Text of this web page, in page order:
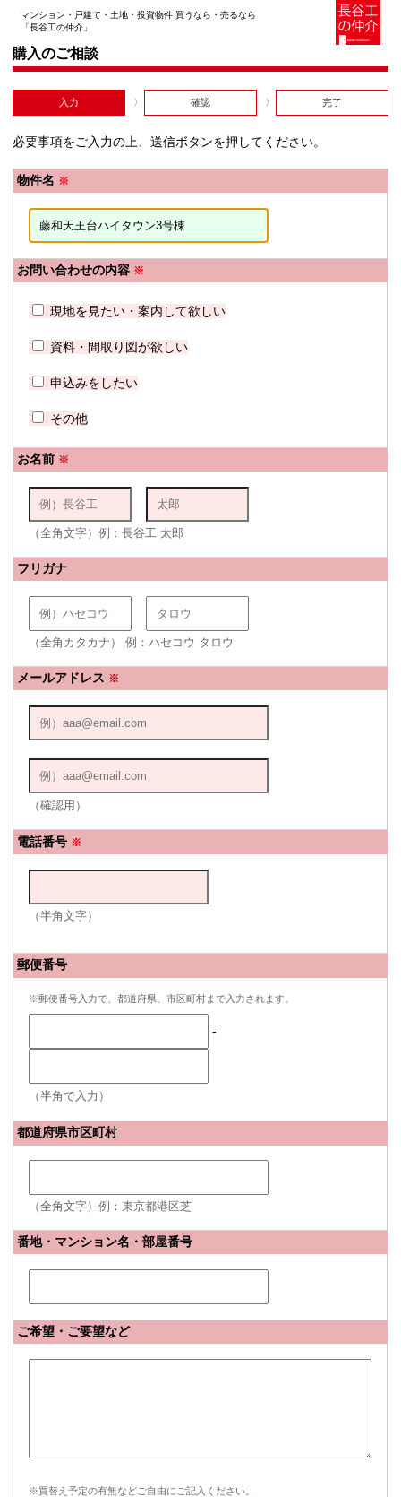
マンション・戸建て・土地・投資物件 買うなら・売るなら
「長谷工の仲介」
購入のご相談
入力 確認 完了
必要事項をご入力の上、送信ボタンを押してください。
物件名 ※
お問い合わせの内容 ※
現地を見たい・案内して欲しい
資料・間取り図が欲しい
申込みをしたい
その他
お名前 ※
（全角文字）例：長谷工 太郎
フリガナ
（全角カタカナ） 例：ハセコウ タロウ
メールアドレス ※
（確認用）
電話番号 ※
（半角文字）
郵便番号
※郵便番号入力で、都道府県、市区町村まで入力されます。
-
（半角で入力）
都道府県市区町村
（全角文字）例：東京都港区芝
番地・マンション名・部屋番号
ご希望・ご要望など
※買替え予定の有無などご自由にご記入ください。